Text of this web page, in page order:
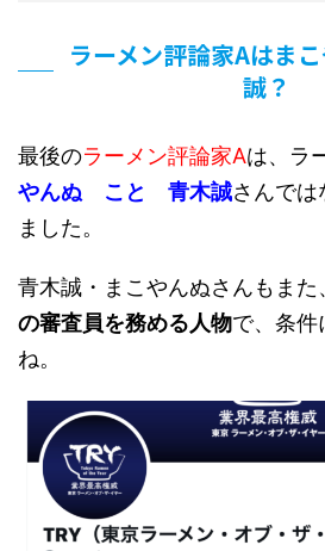
ラーメン評論家Aはま
誠？
最後のラーメン評論家Aは、ラ
やんぬ こと 青木誠さんで
ました。
青木誠・まこやんぬさんもまた
の審査員を務める人物で、条件
ね。